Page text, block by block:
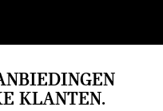
KLANTEN.